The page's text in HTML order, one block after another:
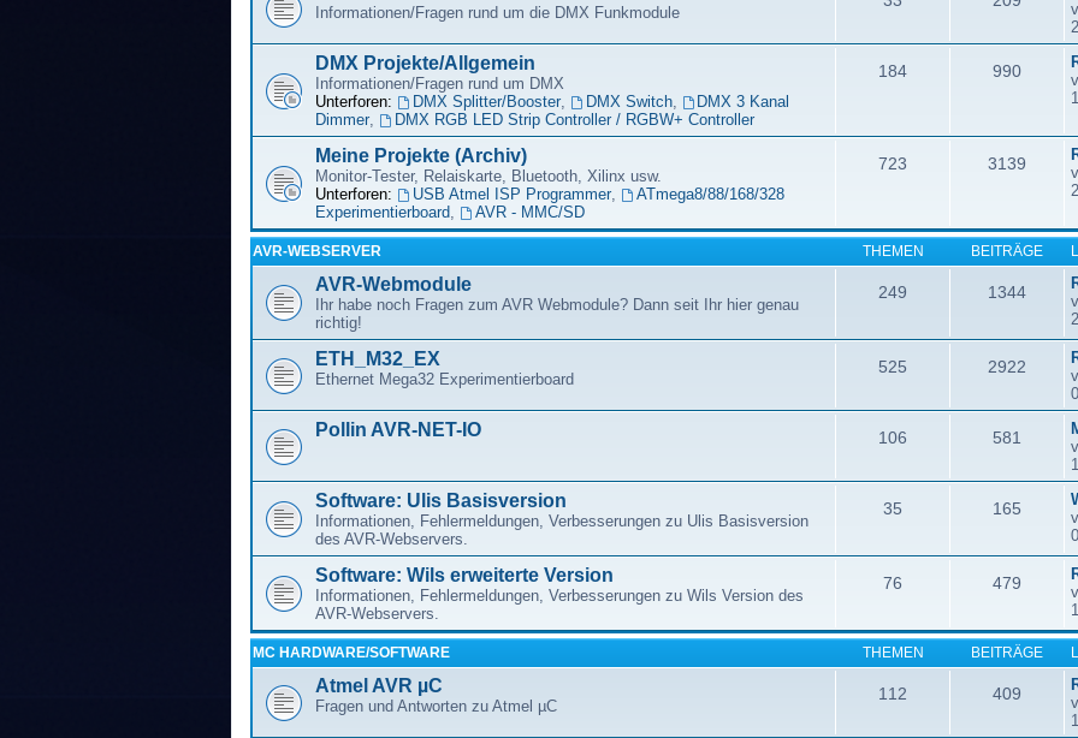
Informationen/Fragen rund um die DMX Funkmodule
DMX Projekte/Allgemein
Informationen/Fragen rund um DMX
Unterforen:
DMX Splitter/Booster, DMX Switch,
DMX 3 Kanal
Dimmer, DMX RGB LED Strip Controller / RGBW+ Controller
184 990
Meine Projekte (Archiv)
Monitor-Tester, Relaiskarte, Bluetooth, Xilinx usw.
Unterforen:
USB Atmel ISP Programmer,
ATmega8/88/168/328
Experimentierboard
AVR - MMC/SD
723 3139
AVR-WEBSERVER THEMEN BEITRÄGE
AVR-Webmodule
Ihr habe noch Fragen zum AVR Webmodule? Dann seit Ihr hier genau
richtig!
249 1344
ETH_M32_EX
Ethernet Mega32 Experimentierboard
525 2922
Pollin AVR-NET-IO 106 581
Software: Ulis Basisversion
Informationen, Fehlermeldungen, Verbesserungen zu Ulis Basisversion
des AVR-Webservers.
35 165
Software: Wils erweiterte Version
Informationen, Fehlermeldungen, Verbesserungen zu Wils Version des
AVR-Webservers.
76 479
ΜC HARDWARE/SOFTWARE THEMEN BEITRÄGE
Atmel AVR µC
Fragen und Antworten zu Atmel µC
112 409